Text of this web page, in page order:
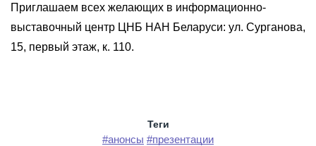
Приглашаем всех желающих в информационно-
выставочный центр ЦНБ НАН Беларуси: ул. Сурганова,
15, первый этаж, к. 110.
Теги
#анонсы #презентации